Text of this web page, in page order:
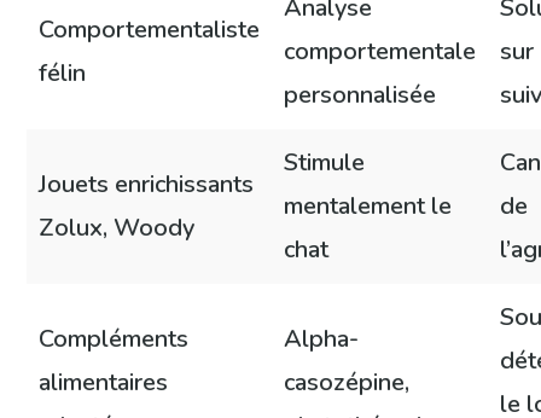
Comportementaliste
félin
Analyse
comportementale
personnalisée
sur
Jouets enrichissants
Zolux, Woody
Stimule
mentalement le
chat
de
Compléments
alimentaires
Alpha-
casozépine,
le